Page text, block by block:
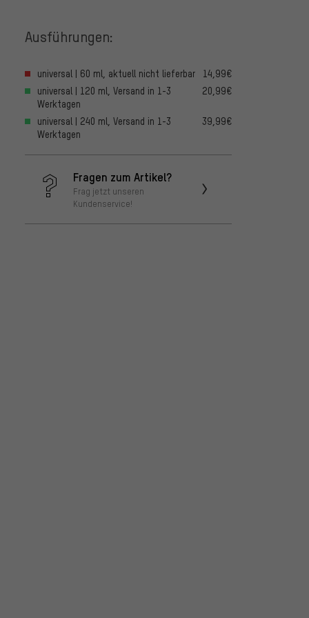
Ausführungen:
universal | 60 ml, aktuell nicht lieferbar
14,99€
universal | 120 ml, Versand in 1-3
Werktagen
20,99€
universal | 240 ml, Versand in 1-3
Werktagen
39,99€
Fragen zum Artikel?
Frag jetzt unseren
Kundenservice!